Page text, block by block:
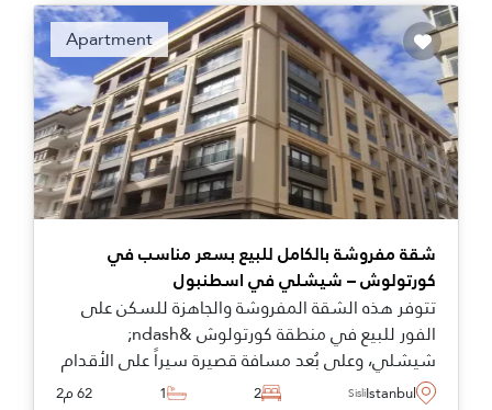
Apartment
شقة مفروشة بالكامل للبيع بسعر مناسب في
كورتولوش – شيشلي في اسطنبول
تتوفر هذه الشقة المفروشة والجاهزة للسكن على
الفور للبيع في منطقة كورتولوش &ndash;
شيشلي، وعلى بُعد مسافة قصيرة سيراً على الأقدام
من أقرب محطة مترو وجميع الاحتياجات اليومية، مما
Istanbul
Sisli
2
1 62 م2